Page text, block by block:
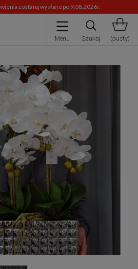
zostaną wysłane po 9.08.2026r.
Menu Szukaj (pusty)